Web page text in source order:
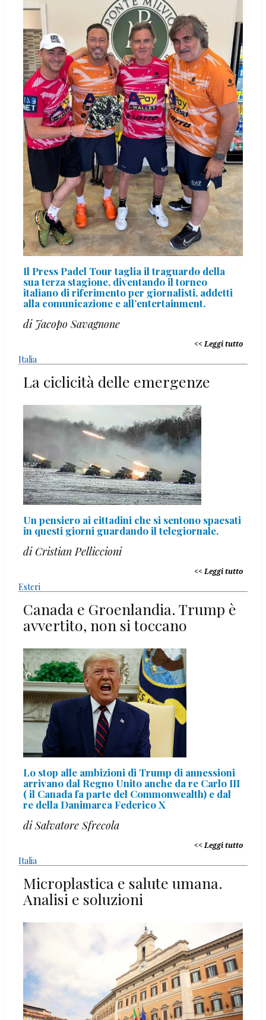
Il Press Padel Tour taglia il traguardo della
sua terza stagione, diventando il torneo
italiano di riferimento per giornalisti, addetti
alla comunicazione e all’entertainment.
di Jacopo Savagnone
Leggi tutto
Italia
La ciclicità delle emergenze
Un pensiero ai cittadini che si sentono spaesati
in questi giorni guardando il telegiornale.
di Cristian Pelliccioni
Leggi tutto
Esteri
Canada e Groenlandia. Trump è
avvertito, non si toccano
Lo stop alle ambizioni di Trump di annessioni
arrivano dal Regno Unito anche da re Carlo III
( il Canada fa parte del Commonwealth) e dal
re della Danimarca Federico X
di Salvatore Sfrecola
Leggi tutto
Italia
Microplastica e salute umana.
Analisi e soluzioni